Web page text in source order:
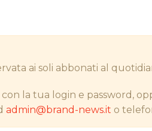
PREVISIONI/
ai soli abbonati al
la tua login e password,
admin@brand-news.it o